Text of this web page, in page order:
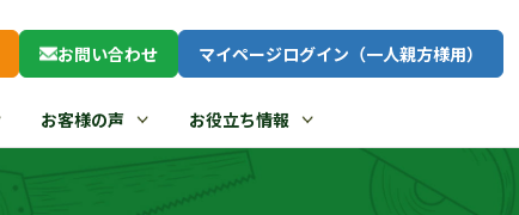
お問い合わせ マイページログイン（一人親方様用）
お客様の声 お役立ち情報